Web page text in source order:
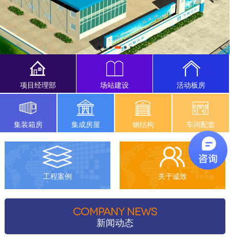
项目经理部 场站建设 活动板房
集装箱房 集成房屋 钢结构 车间配套
工程案例 关于诚致
COMPANY NEWS
新闻动态